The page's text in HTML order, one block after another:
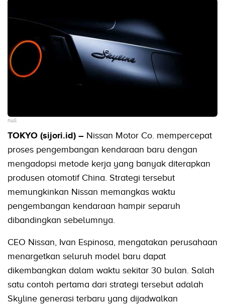
null
TOKYO (sijori.id) – Nissan Motor Co. mempercepat
proses pengembangan kendaraan baru dengan
mengadopsi metode kerja yang banyak diterapkan
produsen otomotif China. Strategi tersebut
memungkinkan Nissan memangkas waktu
pengembangan kendaraan hampir separuh
dibandingkan sebelumnya.
CEO Nissan, Ivan Espinosa, mengatakan perusahaan
menargetkan seluruh model baru dapat
dikembangkan dalam waktu sekitar 30 bulan. Salah
satu contoh pertama dari strategi tersebut adalah
Skyline generasi terbaru yang dijadwalkan